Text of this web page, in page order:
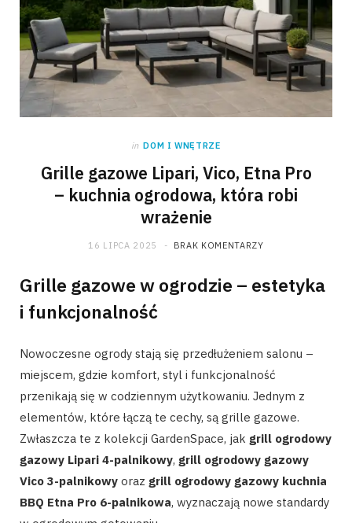
in DOM I WNĘTRZE
Grille gazowe Lipari, Vico, Etna Pro
– kuchnia ogrodowa, która robi
wrażenie
16 LIPCA 2025 BRAK KOMENTARZY
Grille gazowe w ogrodzie – estetyka
i funkcjonalność
Nowoczesne ogrody stają się przedłużeniem salonu –
miejscem, gdzie komfort, styl i funkcjonalność
przenikają się w codziennym użytkowaniu. Jednym z
elementów, które łączą te cechy, są grille gazowe.
Zwłaszcza te z kolekcji GardenSpace, jak grill ogrodowy
gazowy Lipari 4-palnikowy, grill ogrodowy gazowy
Vico 3-palnikowy oraz grill ogrodowy gazowy kuchnia
BBQ Etna Pro 6-palnikowa, wyznaczają nowe standardy